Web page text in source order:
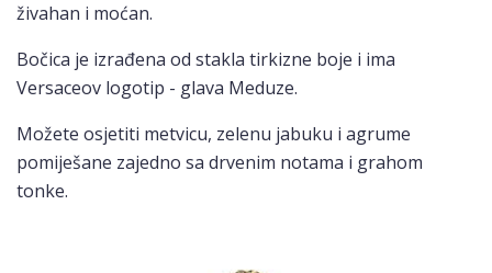
živahan i moćan.
Bočica je izrađena od stakla tirkizne boje i ima
Versaceov logotip - glava Meduze.
Možete osjetiti metvicu, zelenu jabuku i agrume
pomiješane zajedno sa drvenim notama i grahom
tonke.